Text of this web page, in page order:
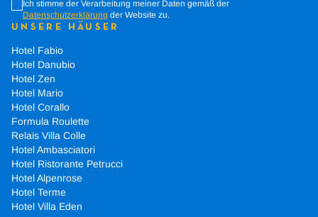
Ich stimme der Verarbeitung meiner Daten gemäß der
Datenschutzerklärung der Website zu.
UNSERE HÄUSER
Hotel Fabio
Hotel Danubio
Hotel Zen
Hotel Mario
Hotel Corallo
Formula Roulette
Relais Villa Colle
Hotel Ambasciatori
Hotel Ristorante Petrucci
Hotel Alpenrose
Hotel Terme
Hotel Villa Eden